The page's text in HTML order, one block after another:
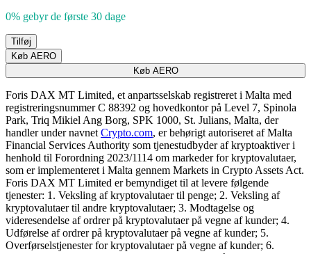
0% gebyr de første 30 dage
Tilføj
Køb AERO
Køb AERO
Foris DAX MT Limited, et anpartsselskab registreret i Malta med
registreringsnummer C 88392 og hovedkontor på Level 7, Spinola
Park, Triq Mikiel Ang Borg, SPK 1000, St. Julians, Malta, der
handler under navnet Crypto.com, er behørigt autoriseret af Malta
Financial Services Authority som tjenestudbyder af kryptoaktiver i
henhold til Forordning 2023/1114 om markeder for kryptovalutaer,
som er implementeret i Malta gennem Markets in Crypto Assets Act.
Foris DAX MT Limited er bemyndiget til at levere følgende
tjenester: 1. Veksling af kryptovalutaer til penge; 2. Veksling af
kryptovalutaer til andre kryptovalutaer; 3. Modtagelse og
videresendelse af ordrer på kryptovalutaer på vegne af kunder; 4.
Udførelse af ordrer på kryptovalutaer på vegne af kunder; 5.
Overførselstjenester for kryptovalutaer på vegne af kunder; 6.